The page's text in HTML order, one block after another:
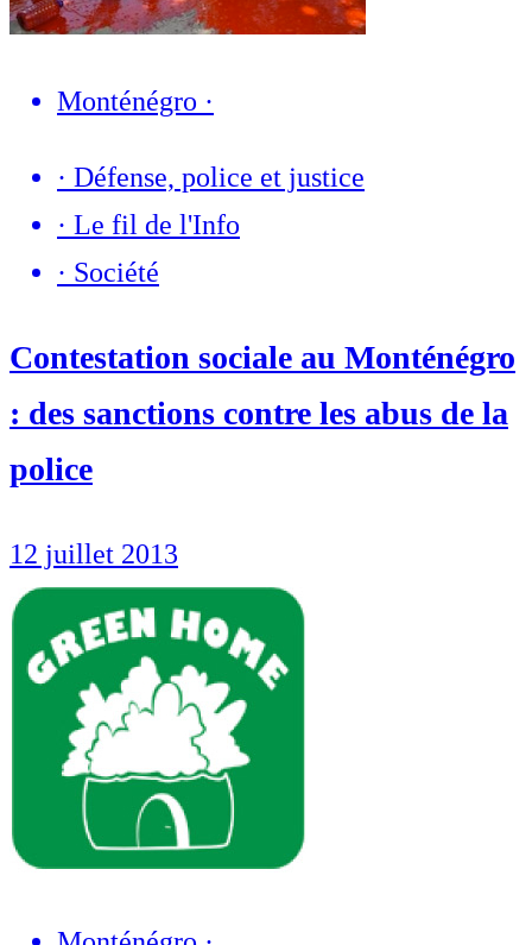
Monténégro ·
· Défense, police et justice
· Le fil de l'Info
· Société
Contestation sociale au Monténégro
: des sanctions contre les abus de la
police
12 juillet 2013